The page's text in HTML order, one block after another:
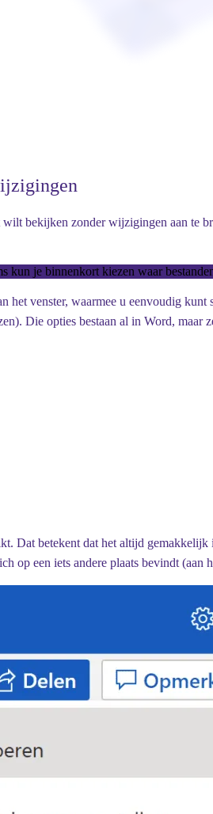
bekijken zonder wijzigingen aan te
kun je binnenkort kiezen waar
venster, waarmee u eenvoudig
Die opties bestaan al in Word,
Dat betekent dat het altijd
op een iets andere plaats bevindt (aan